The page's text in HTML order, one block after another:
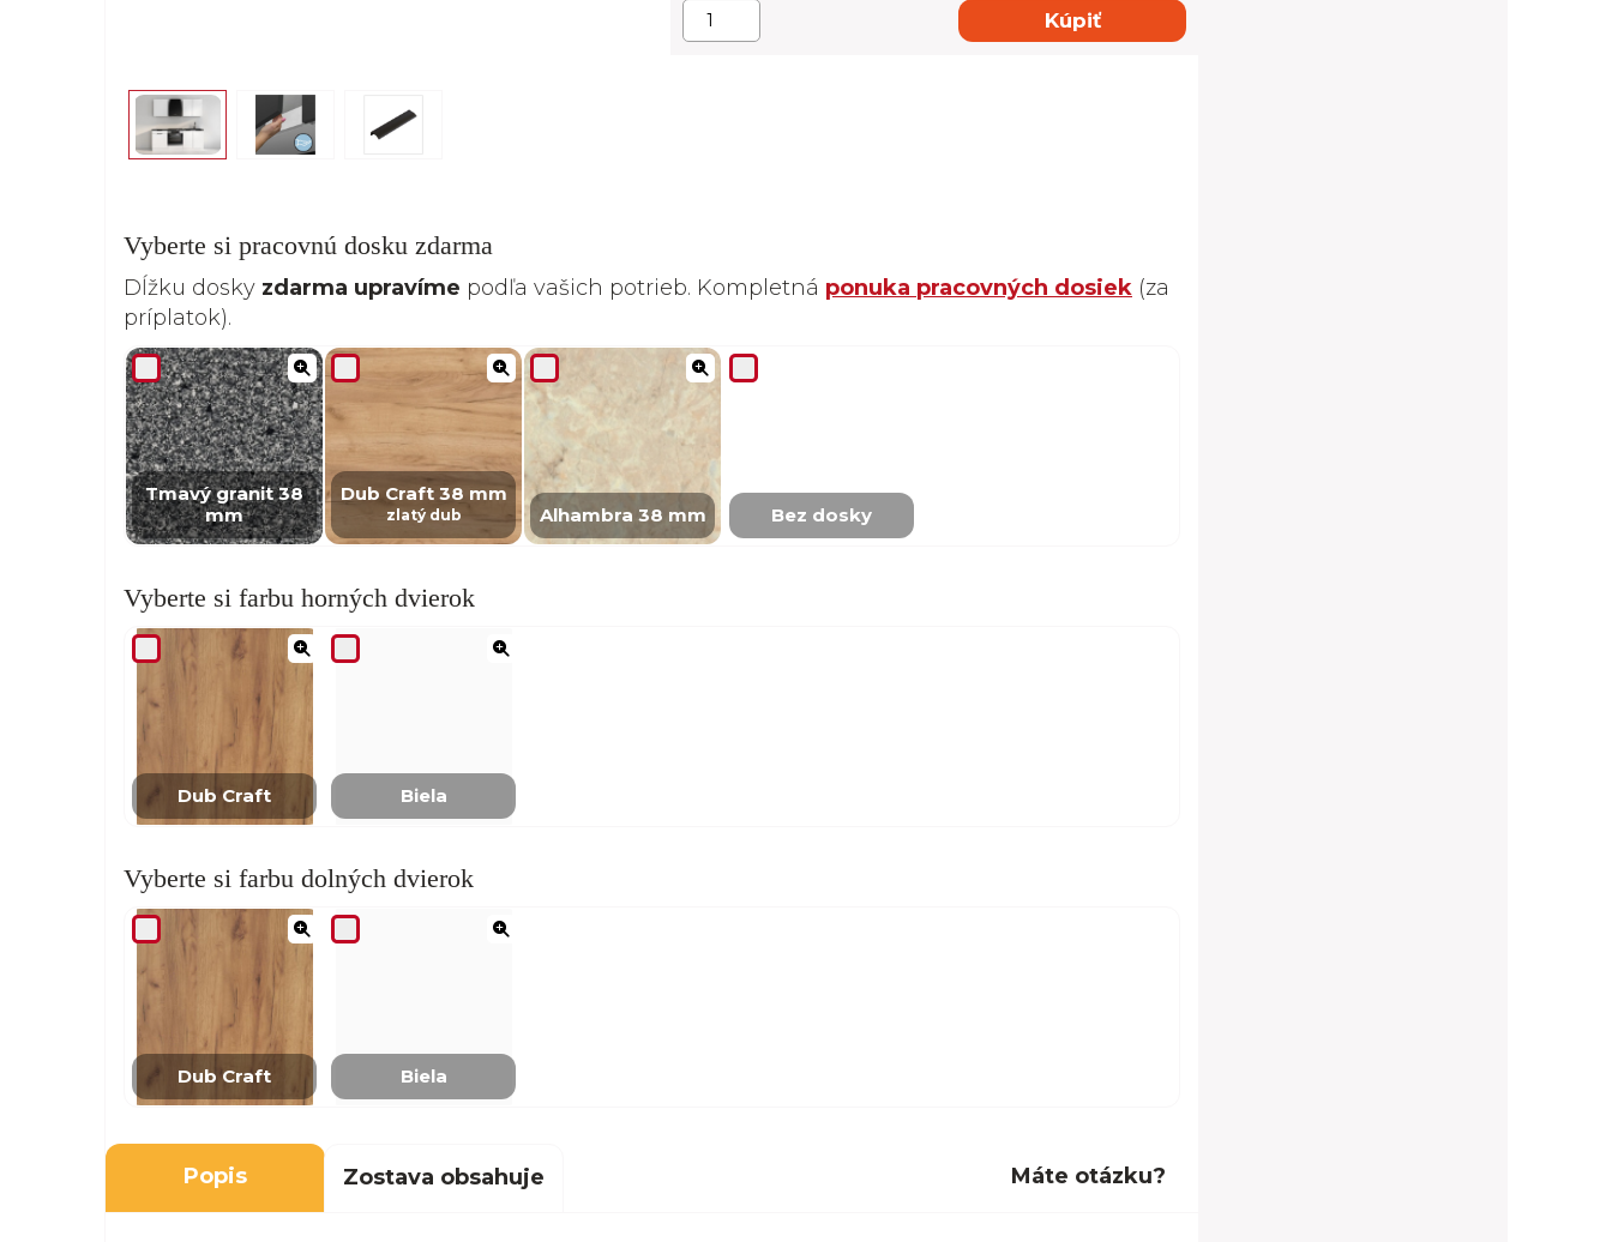
Kúpiť
Vyberte si pracovnú dosku zdarma
Dĺžku dosky zdarma upravíme podľa vašich potrieb. Kompletná ponuka pracovných dosiek (za
príplatok).
Tmavý granit 38
mm
Dub Craft 38 mm
zlatý dub Alhambra 38 mm Bez dosky
Vyberte si farbu horných dvierok
Dub Craft Biela
Vyberte si farbu dolných dvierok
Dub Craft Biela
Popis Zostava obsahuje Máte otázku?